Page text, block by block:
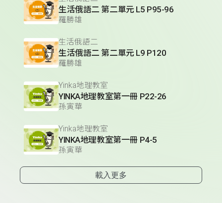
生活俄語二 第二單元 L5 P95-96
羅勝雄
生活俄語二
生活俄語二 第二單元 L9 P120
羅勝雄
Yinka地理教室
YINKA地理教室第一冊 P22-26
孫寅華
Yinka地理教室
YINKA地理教室第一冊 P4-5
孫寅華
載入更多